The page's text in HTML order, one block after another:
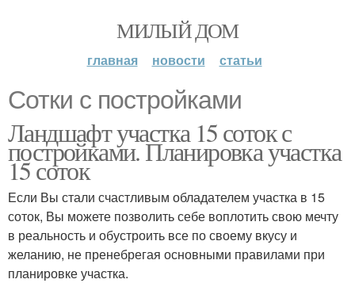
МИЛЫЙ ДОМ
главная новости статьи
Сотки с постройками
Ландшафт участка 15 соток с
постройками. Планировка участка
15 соток
Если Вы стали счастливым обладателем участка в 15
соток, Вы можете позволить себе воплотить свою мечту
в реальность и обустроить все по своему вкусу и
желанию, не пренебрегая основными правилами при
планировке участка.